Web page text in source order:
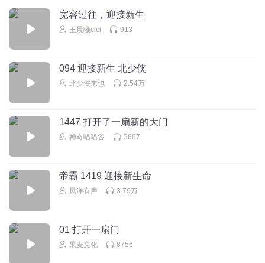
宽容过往，迎接新生
王晨曦cici 913
094 迎接新生 北少侠
北少侠来也 2.54万
1447 打开了一扇新的大门
神奇喵喵谷 3687
帝霸 1419 迎接新生命
凤洋有声 3.79万
01 打开一扇门
果麦文化 8756